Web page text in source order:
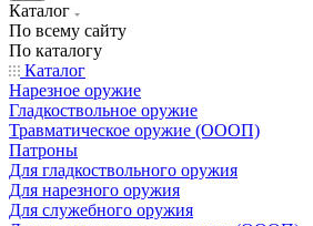
Каталог
По всему сайту
По каталогу
Каталог
Нарезное оружие
Гладкоствольное оружие
Травматическое оружие (ОООП)
Патроны
Для гладкоствольного оружия
Для нарезного оружия
Для служебного оружия